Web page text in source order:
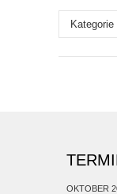
Themen
OKTOBER